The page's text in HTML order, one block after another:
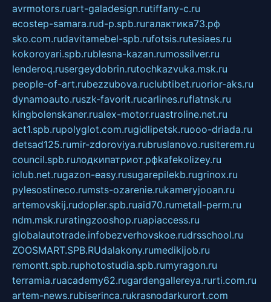
avrmotors.ruart-galadesign.rutiffany-c.ru
ecostep-samara.rud-p.spb.ruгалактика73.рф
sko.com.rudavitamebel-spb.rufotsis.rutesiaes.ru
kokoroyari.spb.rublesna-kazan.rumossilver.ru
lenderoq.rusergeydobrin.rutochkazvuka.msk.ru
people-of-art.rubezzubova.ruclubtibet.ruorior-aks.ru
dynamoauto.ruszk-favorit.rucarlines.ruflatnsk.ru
kingbolenskaner.rualex-motor.ruastroline.net.ru
act1.spb.rupolyglot.com.rugidlipetsk.ruooo-driada.ru
detsad125.rumir-zdoroviya.rubruslanovo.rusiterem.ru
council.spb.ruлодкипатриот.рфkafekolizey.ru
iclub.net.rugazon-easy.rusugarepilekb.rugrinox.ru
pylesostineco.rumsts-ozarenie.rukameryjooan.ru
artemovskij.rudopler.spb.ruaid70.rumetall-perm.ru
ndm.msk.ruratingzooshop.ruapiaccess.ru
globalautotrade.infobezverhovskoe.rudrsschool.ru
ZOOSMART.SPB.RUdalakony.rumedikijob.ru
remontt.spb.ruphotostudia.spb.rumyragon.ru
terramia.ruacademy62.rugardengallereya.rurti.com.ru
artem-news.rubiserinca.rukrasnodarkurort.com